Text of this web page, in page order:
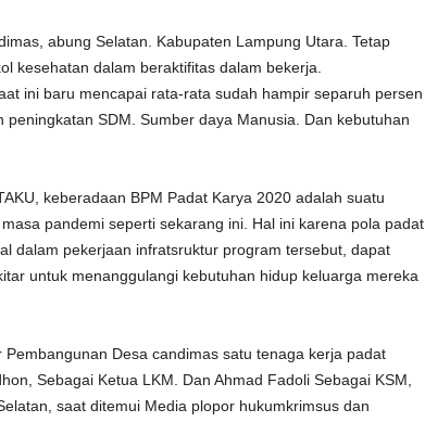
abung Selatan. Kabupaten Lampung Utara. Tetap
kesehatan dalam beraktifitas dalam bekerja.
ini baru mencapai rata-rata sudah hampir separuh persen
SDM. Sumber daya Manusia. Dan kebutuhan
keberadaan BPM Padat Karya 2020 adalah suatu
pandemi seperti sekarang ini. Hal ini karena pola padat
dalam pekerjaan infratsruktur program tersebut, dapat
untuk menanggulangi kebutuhan hidup keluarga mereka
Desa candimas satu tenaga kerja padat
Sebagai Ketua LKM. Dan Ahmad Fadoli Sebagai KSM,
saat ditemui Media plopor hukumkrimsus dan